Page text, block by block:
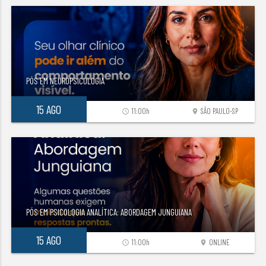
PÓS EM NEUROPSICOLOGIA
15 AGO location_on SÃO PAULO-SP
access_time 11:00h
PÓS EM PSICOLOGIA ANALÍTICA: ABORDAGEM JUNGUIANA
15 AGO location_on ONLINE
access_time 11:00h